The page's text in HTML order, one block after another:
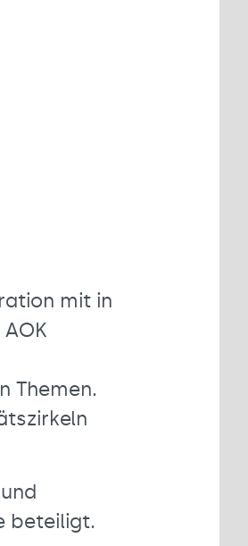
mit in
Themen.
beteiligt.